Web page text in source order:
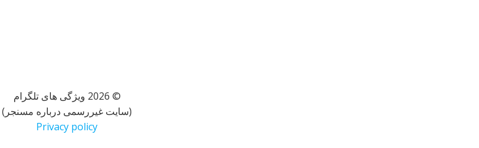
© 2026 ویژگی های تلگرام
(سایت غیررسمی درباره مسنجر)
Privacy policy